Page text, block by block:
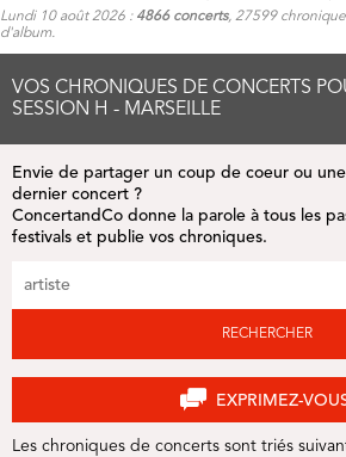
Lundi 10 août 2026 : 4866 concerts, 27599
d'album.
VOS CHRONIQUES DE CONCERTS
SESSION H - MARSEILLE
Envie de partager un coup de coeur ou
dernier concert ?
ConcertandCo donne la parole à tous les
festivals et publie vos chroniques.
RECHERCHER
EXPRIMEZ-
Les chroniques de concerts sont triés